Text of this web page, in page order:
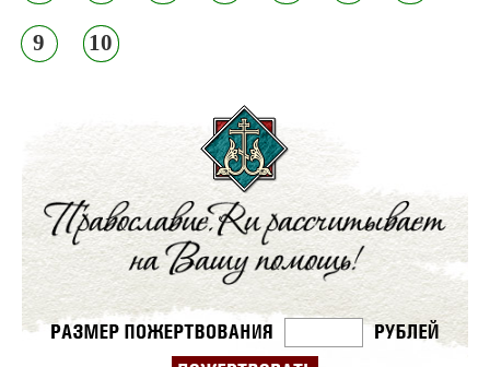
9 10